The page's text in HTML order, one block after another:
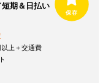
短期＆日払い
上＋交通費